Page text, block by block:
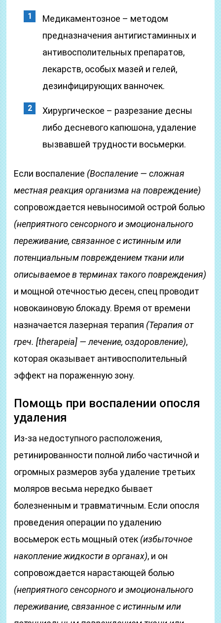
Медикаментозное – методом
предназначения антигистаминных и
антивосполительных препаратов,
лекарств, особых мазей и гелей,
дезинфицирующих ванночек.
Хирургическое – разрезание десны
либо десневого капюшона, удаление
вызвавшей трудности восьмерки.
Если воспаление (Воспаление — сложная
местная реакция организма на повреждение)
сопровождается невыносимой острой болью
(неприятного сенсорного и эмоционального
переживание, связанное с истинным или
потенциальным повреждением ткани или
описываемое в терминах такого повреждения)
и мощной отечностью десен, спец проводит
новокаиновую блокаду. Время от времени
назначается лазерная терапия (Терапия от
греч. [therapeia] — лечение, оздоровление),
которая оказывает антивосполительный
эффект на пораженную зону.
Помощь при воспалении опосля
удаления
Из-за недоступного расположения,
ретинированности полной либо частичной и
огромных размеров зуба удаление третьих
моляров весьма нередко бывает
болезненным и травматичным. Если опосля
проведения операции по удалению
восьмерок есть мощный отек (избыточное
накопление жидкости в органах), и он
сопровождается нарастающей болью
(неприятного сенсорного и эмоционального
переживание, связанное с истинным или